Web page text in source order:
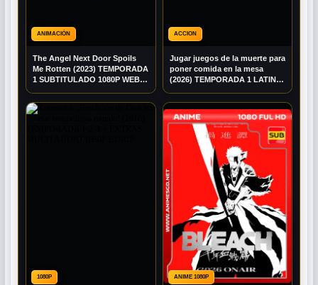
ANIMACIÓN
The Angel Next Door Spoils
Me Rotten (2023) TEMPORADA
1 SUBTITULADO 1080P WEB-
ACCION
Jugar juegos de la muerte para
poner comida en la mesa
(2026) TEMPORADA 1 LATINO
1080P ANIME 1080P